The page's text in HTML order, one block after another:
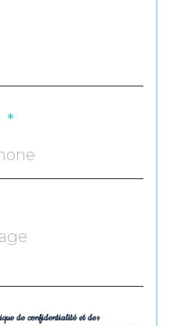
de confidentialité et des